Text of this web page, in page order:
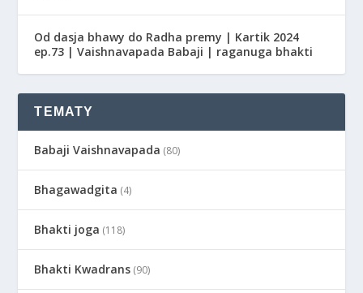
Od dasja bhawy do Radha premy | Kartik 2024
ep.73 | Vaishnavapada Babaji | raganuga bhakti
TEMATY
Babaji Vaishnavapada (80)
Bhagawadgita (4)
Bhakti joga (118)
Bhakti Kwadrans (90)